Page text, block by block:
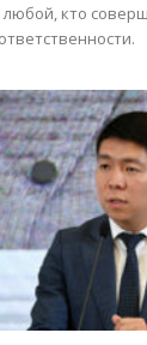
кто